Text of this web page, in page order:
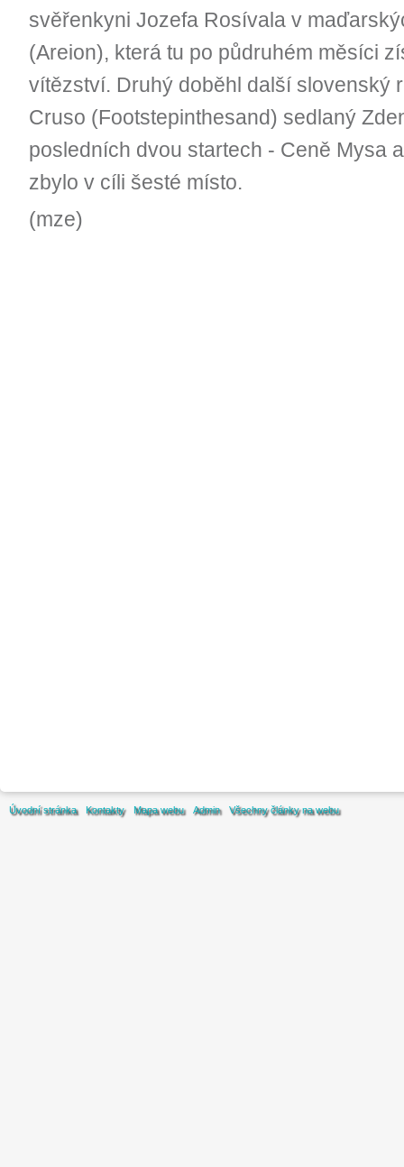
svěřenkyni Jozefa Rosívala v
(Areion), která tu po půdruhém měsíci
vítězství. Druhý doběhl další slovenský
Cruso (Footstepinthesand) sedlaný
posledních dvou startech - Ceně Mysa
zbylo v cíli šesté místo.
(mze)
Úvodní stránka Kontakty Mapa webu Admin Všechny články na webu